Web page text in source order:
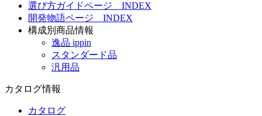
選び方ガイドページ INDEX
開発物語ページ INDEX
構成別商品情報
逸品 ippin
スタンダード品
汎用品
カタログ情報
カタログ